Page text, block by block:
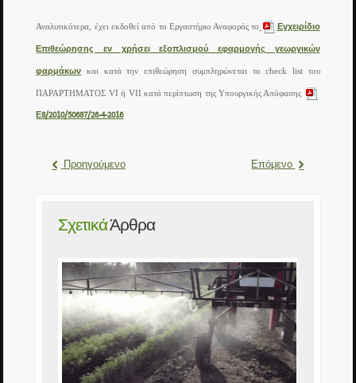
Αναλυτικότερα, έχει εκδοθεί από το Εργαστήριο Αναφοράς το Εγχειρίδιο
Επιθεώρησης εν χρήσει εξοπλισμού εφαρμογής γεωργικών
φαρμάκων και κατά την επιθεώρηση συμπληρώνεται τοcheck listτου
ΠΑΡΑΡΤΗΜΑΤΟΣ VI ή VII κατά περίπτωση της Υπουργικής Απόφασης
Ε8/2010/50687/26-4-2016
Προηγούμενο Επόμενο
ΣχετικάΆρθρα